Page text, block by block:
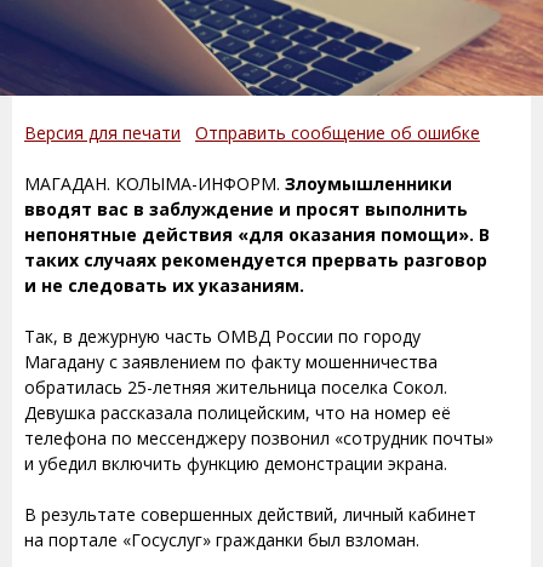
Версия для печати Отправить сообщение об ошибке
МАГАДАН. КОЛЫМА-ИНФОРМ. Злоумышленники
вводят вас в заблуждение и просят выполнить
непонятные действия «для оказания помощи». В
таких случаях рекомендуется прервать разговор
и не следовать их указаниям.
Так, в дежурную часть ОМВД России по городу
Магадану с заявлением по факту мошенничества
обратилась 25-летняя жительница поселка Сокол.
Девушка рассказала полицейским, что на номер её
телефона по мессенджеру позвонил «сотрудник почты»
и убедил включить функцию демонстрации экрана.
В результате совершенных действий, личный кабинет
на портале «Госуслуг» гражданки был взломан.